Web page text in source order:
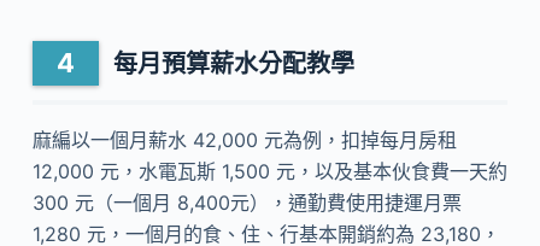
每月預算薪水分配教學
麻編以一個月薪水 42,000 元為例，扣掉每月房租
12,000 元，水電瓦斯 1,500 元，以及基本伙食費一天約
300 元（一個月 8,400元），通勤費使用捷運月票
1,280 元，一個月的食、住、行基本開銷約為 23,180，